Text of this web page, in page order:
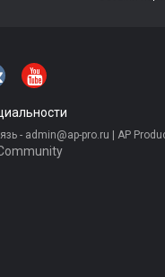
- admin@ap-pro.ru | AP